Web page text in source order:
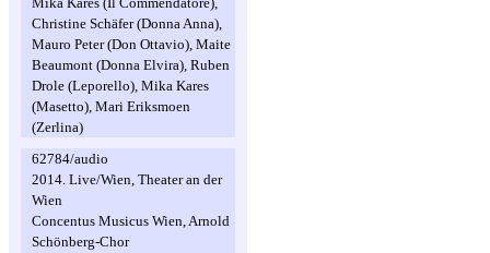
Christine Schäfer (Donna Anna),
Mauro Peter (Don Ottavio), Maite
Beaumont (Donna Elvira), Ruben
Drole (Leporello), Mika Kares
(Masetto), Mari Eriksmoen
(Zerlina)
62784/audio
2014. Live/Wien, Theater an der
Wien
Concentus Musicus Wien, Arnold
Schönberg-Chor